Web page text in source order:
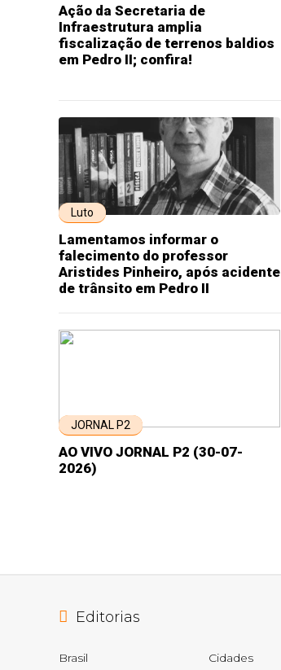
Ação da Secretaria de
Infraestrutura amplia
fiscalização de terrenos baldios
em Pedro II; confira!
Luto
Lamentamos informar o
falecimento do professor
Aristides Pinheiro, após acidente
de trânsito em Pedro II
JORNAL P2
AO VIVO JORNAL P2 (30-07-
2026)
Editorias
Brasil Cidades